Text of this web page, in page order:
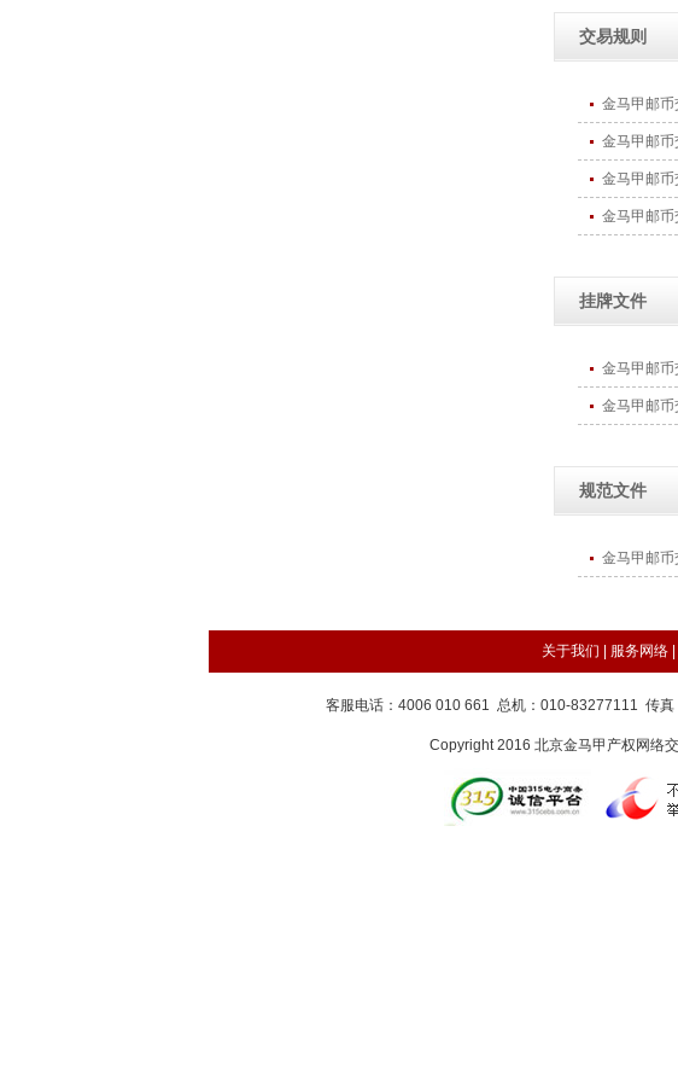
交易规则
金马甲邮币
金马甲邮币
金马甲邮币
金马甲邮币
挂牌文件
金马甲邮币
金马甲邮
规范文件
金马甲邮
关于我们 | 服务网络
客服电话：4006 010 661 总机：010-83277111 传
Copyright 2016 北京金马甲产权网络